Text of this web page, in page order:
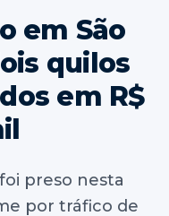
em São
quilos
em R$
preso nesta
por tráfico de